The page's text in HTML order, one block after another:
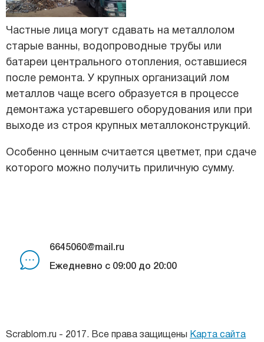
Частные лица могут сдавать на металлолом
старые ванны, водопроводные трубы или
батареи центрального отопления, оставшиеся
после ремонта. У крупных организаций лом
металлов чаще всего образуется в процессе
демонтажа устаревшего оборудования или при
выходе из строя крупных металлоконструкций.
Особенно ценным считается цветмет, при сдаче
которого можно получить приличную сумму.
6645060@mail.ru
Ежедневно с 09:00 до 20:00
Scrablom.ru - 2017. Все права защищены Карта сайта